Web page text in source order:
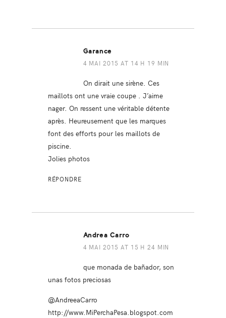
Garance
4 MAI 2015 AT 14 H 19 MIN
On dirait une sirène. Ces
maillots ont une vraie coupe . J’aime
nager. On ressent une véritable détente
après. Heureusement que les marques
font des efforts pour les maillots de
piscine.
Jolies photos
RÉPONDRE
Andrea Carro
4 MAI 2015 AT 15 H 24 MIN
que monada de bañador, son
unas fotos preciosas
@AndreeaCarro
http://www.MiPerchaPesa.blogspot.com